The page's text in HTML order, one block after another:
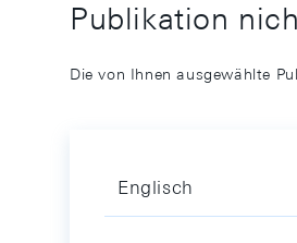
Publikation
Die von Ihnen ausgewählte
Englisch